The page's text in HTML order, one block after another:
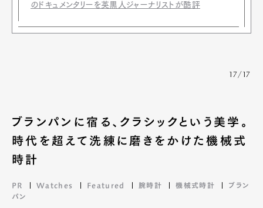
のドキュメンタリーを英黒人ジャーナリストが酷評
17/17
ブランパンに宿る、クラシックという美学。
時代を超えて洗練に磨きをかけた機械式
時計
PR Watches Featured 腕時計 機械式時計
ブラン
パン